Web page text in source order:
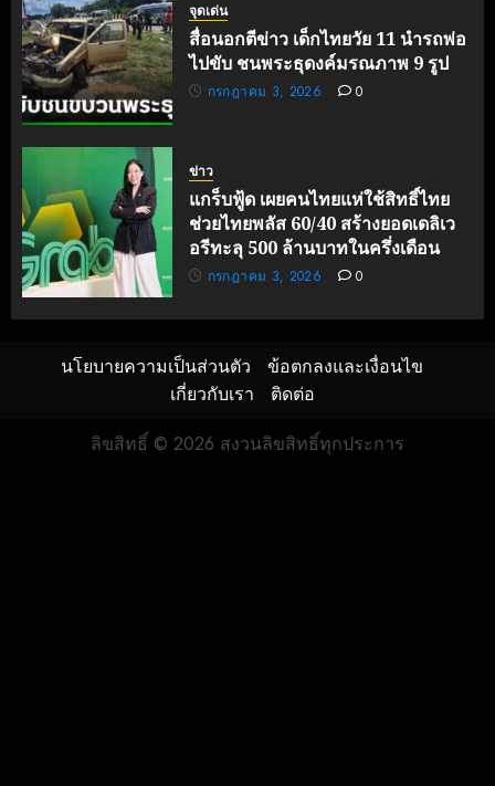
จุดเด่น
สื่อนอกตีข่าว เด็กไทยวัย 11 นำรถพ่อ
ไปขับ ชนพระธุดงค์มรณภาพ 9 รูป
กรกฎาคม 3, 2026 0
ข่าว
แกร็บฟู้ด เผยคนไทยแห่ใช้สิทธิ์ไทย
ช่วยไทยพลัส 60/40 สร้างยอดเดลิเว
อรีทะลุ 500 ล้านบาทในครึ่งเดือน
กรกฎาคม 3, 2026 0
นโยบายความเป็นส่วนตัว
ข้อตกลงและเงื่อนไข
เกี่ยวกับเรา
ติดต่อ
ลิขสิทธิ์ © 2026 สงวนลิขสิทธิ์ทุกประการ